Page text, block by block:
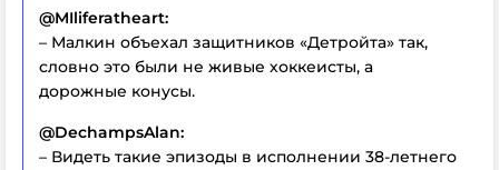
@MIliferatheart:
– Малкин объехал защитников «Детройта» так,
словно это были не живые хоккеисты, а
дорожные конусы.
@DechampsAlan:
– Видеть такие эпизоды в исполнении 38-летнего